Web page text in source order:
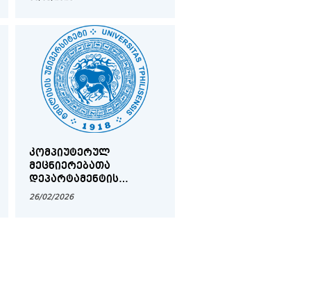
ᲗᲐᲜᲐᲛᲓᲔᲑᲝᲑᲘᲡ
ᲓᲐᲡᲐᲙᲐᲕᲔᲑᲚᲐᲓ
ᲒᲐᲛᲝᲪᲮᲐᲓᲔᲑᲣᲚᲘ
ᲙᲝᲜᲙᲣᲠᲡᲘᲡ ᲨᲔᲓᲔᲒᲔᲑᲘ
ᲙᲝᲛᲞᲘᲣᲢᲔᲠᲣᲚ
ᲛᲔᲪᲜᲘᲔᲠᲔᲑᲐᲗᲐ
ᲓᲔᲞᲐᲠᲢᲐᲛᲔᲜᲢᲘᲡ
ᲐᲡᲝᲪᲘᲠᲔᲑᲣᲚᲘ
26/02/2026